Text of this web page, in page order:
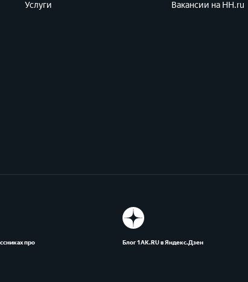
Услуги
Вакансии на HH.ru
про
Блог 1АК.RU в Яндекс.Дзен